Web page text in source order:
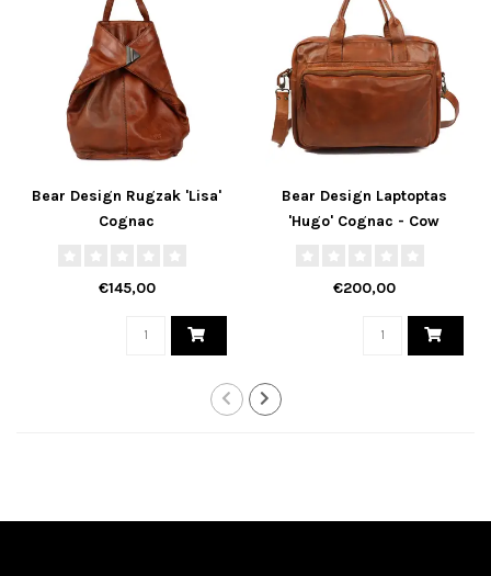
Bear Design Rugzak 'Lisa'
Cognac
€145,00
Bear Design Laptoptas
'Hugo' Cognac - Cow
€200,00